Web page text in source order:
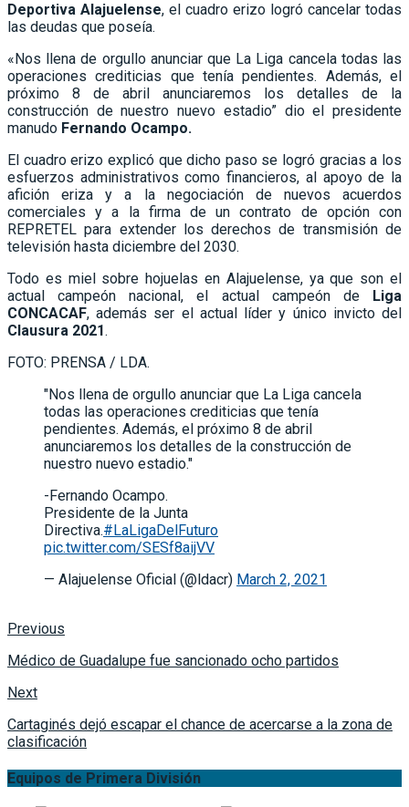
Deportiva Alajuelense, el cuadro erizo logró cancelar todas
las deudas que poseía.
«Nos llena de orgullo anunciar que La Liga cancela todas las
operaciones crediticias que tenía pendientes. Además, el
próximo 8 de abril anunciaremos los detalles de la
construcción de nuestro nuevo estadio” dio el presidente
manudo Fernando Ocampo.
El cuadro erizo explicó que dicho paso se logró gracias a los
esfuerzos administrativos como financieros, al apoyo de la
afición eriza y a la negociación de nuevos acuerdos
comerciales y a la firma de un contrato de opción con
REPRETEL para extender los derechos de transmisión de
televisión hasta diciembre del 2030.
Todo es miel sobre hojuelas en Alajuelense, ya que son el
actual campeón nacional, el actual campeón de Liga
CONCACAF, además ser el actual líder y único invicto del
Clausura 2021.
FOTO: PRENSA / LDA.
"Nos llena de orgullo anunciar que La Liga cancela
todas las operaciones crediticias que tenía
pendientes. Además, el próximo 8 de abril
anunciaremos los detalles de la construcción de
nuestro nuevo estadio."
-Fernando Ocampo.
Presidente de la Junta
Directiva.#LaLigaDelFuturo
pic.twitter.com/SESf8aijVV
— Alajuelense Oficial (@ldacr) March 2, 2021
Previous
Médico de Guadalupe fue sancionado ocho partidos
Next
Cartaginés dejó escapar el chance de acercarse a la zona de
clasificación
Equipos de Primera División